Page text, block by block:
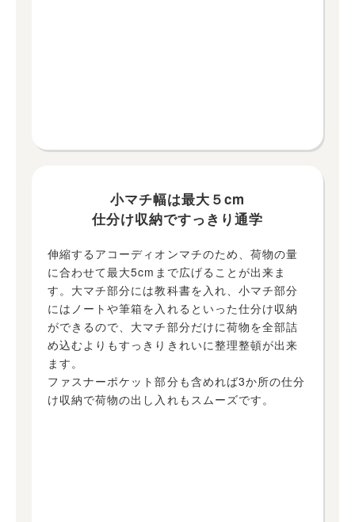
小マチ幅は最大５cm
仕分け収納ですっきり通学
伸縮するアコーディオンマチのため、荷物の量
に合わせて最大5cmまで広げることが出来ま
す。大マチ部分には教科書を入れ、小マチ部分
にはノートや筆箱を入れるといった仕分け収納
ができるので、大マチ部分だけに荷物を全部詰
め込むよりもすっきりきれいに整理整頓が出来
ます。
ファスナーポケット部分も含めれば3か所の仕分
け収納で荷物の出し入れもスムーズです。